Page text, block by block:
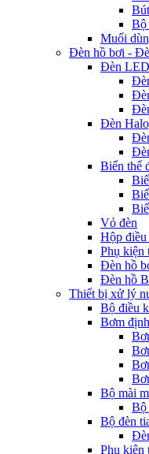
Bộ
Muối
Đèn hồ bơi -
Đèn
Đèn
Biến thế
Vỏ đèn
Hộp
Phụ kiện
Đèn hồ
Đèn hồ
Thiết bị xử lý
Bộ điều
Bơm
Bộ mài
Bộ
Bộ đèn
Phụ kiện